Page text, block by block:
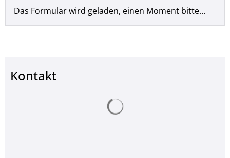
Das Formular wird geladen, einen Moment bitte…
Kontakt